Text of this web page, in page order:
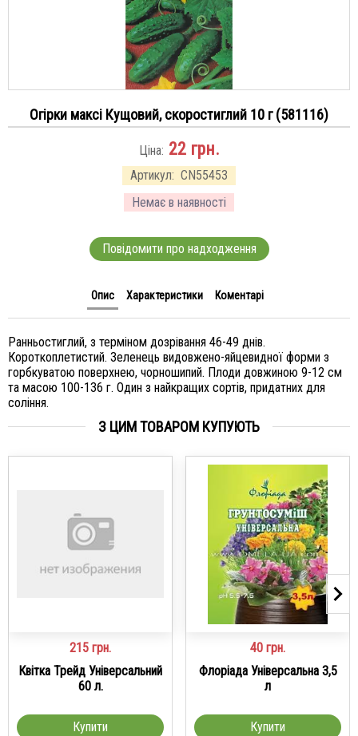
Огірки максі Кущовий, скоростиглий 10 г (581116)
Артикул: CN55453
Немає в наявності
Ціна: 22 грн.
Повідомити про надходження
Опис Характеристики Коментарі
Ранньостиглий, з терміном дозрівання 46-49 днів.
Короткоплетистий. Зеленець видовжено-яйцевидної форми з
горбкуватою поверхнею, чорношипий. Плоди довжиною 9-12 см
та масою 100-136 г. Один з найкращих сортів, придатних для
соління.
З ЦИМ ТОВАРОМ КУПУЮТЬ
215 грн.
Квітка Трейд Універсальний
60 л.
Купити
40 грн.
Флоріада Універсальна 3,5
л
Купити